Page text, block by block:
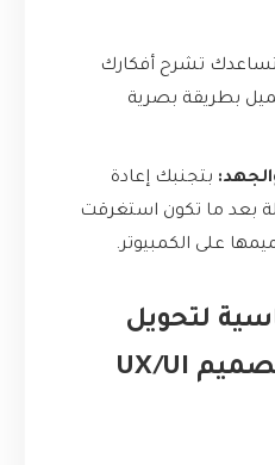
تشرح أفكارك
بطريقة بصرية
بتجنبك إعادة
بعد ما تكون استغرقت
على الكمبيوتر.
لتحويل
السكتش إلى تصميم UX/UI